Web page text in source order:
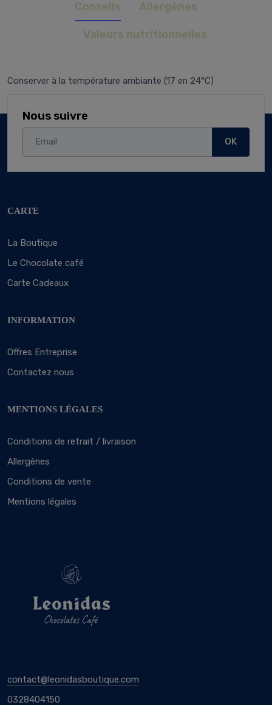
Conseils Allergènes
Valeurs nutritionnelles
Conserver à la température ambiante (17 en 24°C)
Nous suivre
OK
CARTE
La Boutique
Le Chocolate café
Carte Cadeaux
INFORMATION
Offres Entreprise
Contactez nous
MENTIONS LÉGALES
Conditions de retrait / livraison
Allergènes
Conditions de vente
Mentions légales
contact@leonidasboutique.com
0328404150